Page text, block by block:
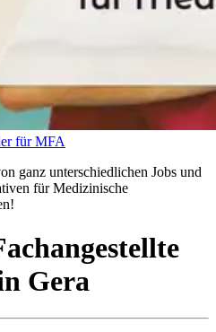
für MFA
ganz unterschiedlichen Jobs und
für Medizinische
Gera